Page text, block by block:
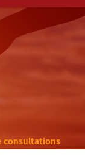
consultations